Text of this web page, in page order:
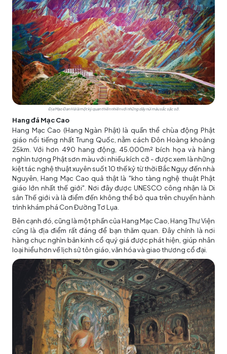
Địa Mạo Đan Hà là một kỳ quan thiên nhiên với những dãy núi màu sắc sặc sỡ.
Hang đá Mạc Cao
Hang Mạc Cao (Hang Ngàn Phật) là quần thể chùa động Phật
giáo nổi tiếng nhất Trung Quốc, nằm cách Đôn Hoàng khoảng
25km. Với hơn 490 hang động, 45.000m² bích họa và hàng
nghìn tượng Phật sơn màu với nhiều kích cỡ - được xem là những
kiệt tác nghệ thuật xuyên suốt 10 thế kỷ từ thời Bắc Ngụy đến nhà
Nguyên, Hang Mạc Cao quả thật là "kho tàng nghệ thuật Phật
giáo lớn nhất thế giới". Nơi đây được UNESCO công nhận là Di
sản Thế giới và là điểm đến không thể bỏ qua trên chuyến hành
trình khám phá Con Đường Tơ Lụa.
Bên cạnh đó, cũng là một phần của Hang Mạc Cao, Hang Thư Viện
cũng là địa điểm rất đáng để bạn thăm quan. Đây chính là nơi
hàng chục nghìn bản kinh cổ quý giá được phát hiện, giúp nhân
loại hiểu hơn về lịch sử tôn giáo, văn hóa và giao thương cổ đại.